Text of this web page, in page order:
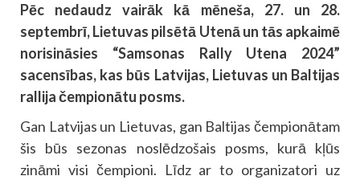
Pēc nedaudz vairāk kā mēneša, 27. un 28.
septembrī, Lietuvas pilsētā Utenā un tās apkaimē
norisināsies “Samsonas Rally Utena 2024”
sacensības, kas būs Latvijas, Lietuvas un Baltijas
rallija čempionātu posms.
Gan Latvijas un Lietuvas, gan Baltijas čempionātam
šis būs sezonas noslēdzošais posms, kurā kļūs
zināmi visi čempioni. Līdz ar to organizatori uz